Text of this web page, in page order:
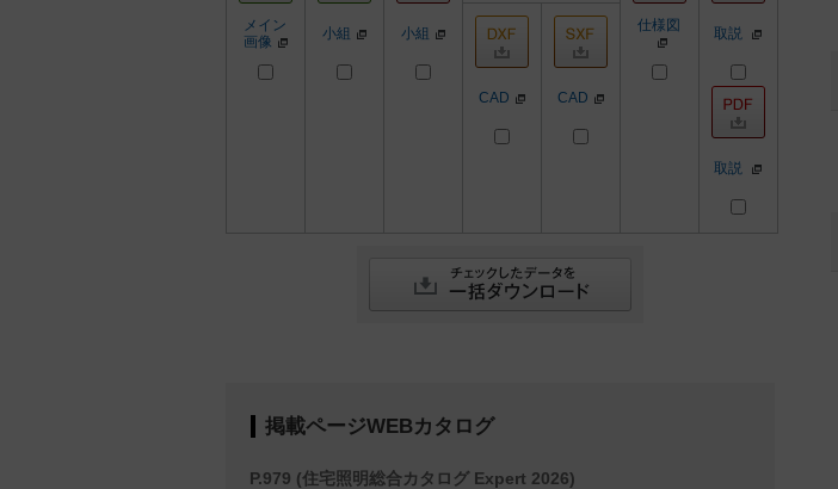
メイン
画像
小組 小組 仕様図 取説
取説
CAD CAD
掲載ページWEBカタログ
P.979 (住宅照明総合カタログ Expert 2026)